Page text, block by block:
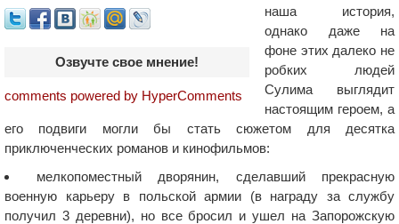
Озвучте свое мнение!
comments powered by HyperComments
наша история,
однако даже на
фоне этих далеко не
робких людей
Сулима выглядит
настоящим героем, а
его подвиги могли бы стать сюжетом для десятка
приключенческих романов и кинофильмов:
мелкопоместный дворянин, сделавший прекрасную
военную карьеру в польской армии (в награду за службу
получил 3 деревни), но все бросил и ушел на Запорожскую